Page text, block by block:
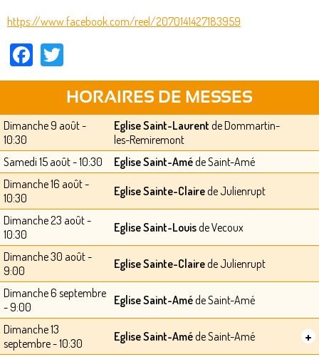
https://www.facebook.com/reel/2070141427183959
Facebook
HORAIRES DE MESSES
Dimanche 9 août -
10:30
Eglise Saint-Laurent de Dommartin-
les-Remiremont
Samedi 15 août - 10:30
Eglise Saint-Améde Saint-Amé
Dimanche 16 août -
10:30
Eglise Sainte-Clairede Julienrupt
Dimanche 23 août -
10:30
Eglise Saint-Louisde Vecoux
Dimanche 30 août -
9:00
Eglise Sainte-Clairede Julienrupt
Dimanche 6 septembre
- 9:00
Eglise Saint-Améde Saint-Amé
Dimanche 13
septembre - 10:30
Eglise Saint-Améde Saint-Amé +